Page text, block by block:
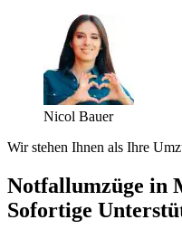
Nicol Bauer
Wir stehen Ihnen als Ihre
Notfallumzüge in
Sofortige